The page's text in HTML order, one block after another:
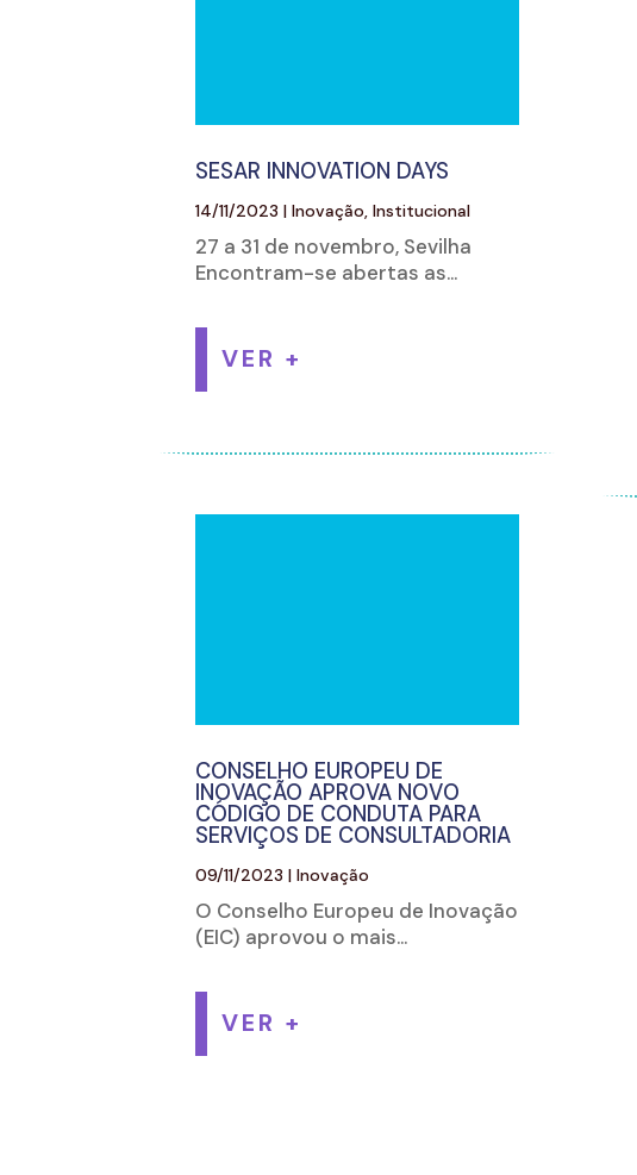
SESAR INNOVATION DAYS
14/11/2023 |Inovação,Institucional
27 a 31 de novembro, Sevilha
Encontram-se abertas as...
VER +
CONSELHO EUROPEU DE
INOVAÇÃO APROVA NOVO
CÓDIGO DE CONDUTA PARA
SERVIÇOS DE CONSULTADORIA
09/11/2023 |Inovação
O Conselho Europeu de Inovação
(EIC) aprovou o mais...
VER +